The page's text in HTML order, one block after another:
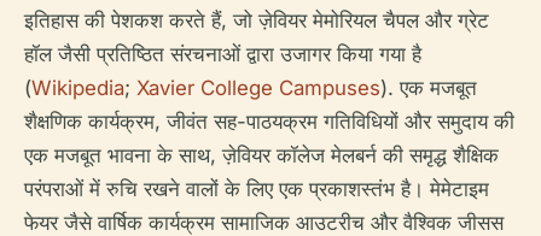
इतिहास की पेशकश करते हैं, जो ज़ेवियर मेमोरियल चैपल और ग्रेट
हॉल जैसी प्रतिष्ठित संरचनाओं द्वारा उजागर किया गया है
(Wikipedia; Xavier College Campuses). एक मजबूत
शैक्षणिक कार्यक्रम, जीवंत सह-पाठयक्रम गतिविधियों और समुदाय की
एक मजबूत भावना के साथ, ज़ेवियर कॉलेज मेलबर्न की समृद्ध शैक्षिक
परंपराओं में रुचि रखने वालों के लिए एक प्रकाशस्तंभ है। मेमेटाइम
फेयर जैसे वार्षिक कार्यक्रम सामाजिक आउटरीच और वैश्विक जीसस